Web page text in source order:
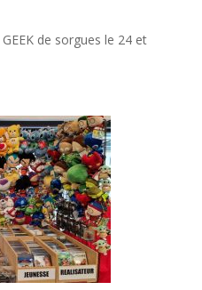
de sorgues le 24 et